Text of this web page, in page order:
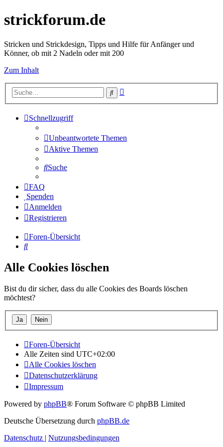
strickforum.de
Stricken und Strickdesign, Tipps und Hilfe für Anfänger und
Könner, ob mit 2 Nadeln oder mit 200
Zum Inhalt
Suche
Schnellzugriff
Unbeantwortete Themen
Aktive Themen
Suche
FAQ
Spenden
Anmelden
Registrieren
Foren-Übersicht
Suche
Alle Cookies löschen
Bist du dir sicher, dass du alle Cookies des Boards löschen
möchtest?
Foren-Übersicht
Alle Zeiten sind UTC+02:00
Alle Cookies löschen
Datenschutzerklärung
Impressum
Powered by phpBB® Forum Software © phpBB Limited
Deutsche Übersetzung durch phpBB.de
Datenschutz | Nutzungsbedingungen